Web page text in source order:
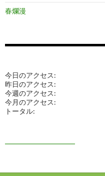
春爛漫
今日のアクセス:
昨日のアクセス:
今週のアクセス:
今月のアクセス:
トータル:
━━━━━━━━━━